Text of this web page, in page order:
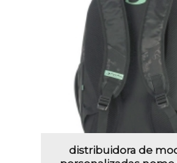
distribuidora de